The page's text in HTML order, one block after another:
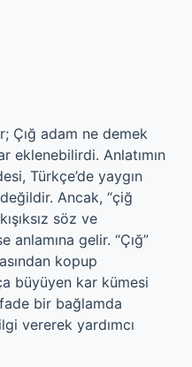
Çığ adam ne demek
eklenebilirdi. Anlatımın
Türkçe’de yaygın
Ancak, “çiğ
söz ve
anlamına gelir. “Çığ”
kopup
büyüyen kar kümesi
bir bağlamda
vererek yardımcı